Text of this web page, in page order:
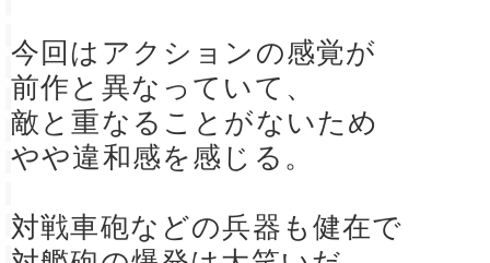
今回はアクションの感覚が
前作と異なっていて、
敵と重なることがないため
やや違和感を感じる。
対戦車砲などの兵器も健在で